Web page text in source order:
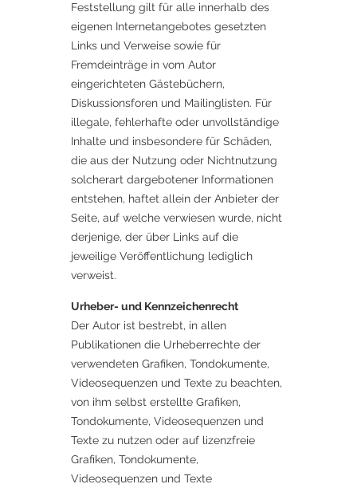
Feststellung gilt für alle innerhalb des
eigenen Internetangebotes gesetzten
Links und Verweise sowie für
Fremdeinträge in vom Autor
eingerichteten Gästebüchern,
Diskussionsforen und Mailinglisten. Für
illegale, fehlerhafte oder unvollständige
Inhalte und insbesondere für Schäden,
die aus der Nutzung oder Nichtnutzung
solcherart dargebotener Informationen
entstehen, haftet allein der Anbieter der
Seite, auf welche verwiesen wurde, nicht
derjenige, der über Links auf die
jeweilige Veröffentlichung lediglich
verweist.
Urheber- und Kennzeichenrecht
Der Autor ist bestrebt, in allen
Publikationen die Urheberrechte der
verwendeten Grafiken, Tondokumente,
Videosequenzen und Texte zu beachten,
von ihm selbst erstellte Grafiken,
Tondokumente, Videosequenzen und
Texte zu nutzen oder auf lizenzfreie
Grafiken, Tondokumente,
Videosequenzen und Texte